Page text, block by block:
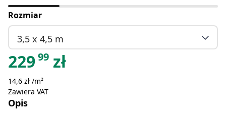
Rozmiar
3,5 x 4,5 m
22999 zł
14,6 zł /m²
Zawiera VAT
Opis